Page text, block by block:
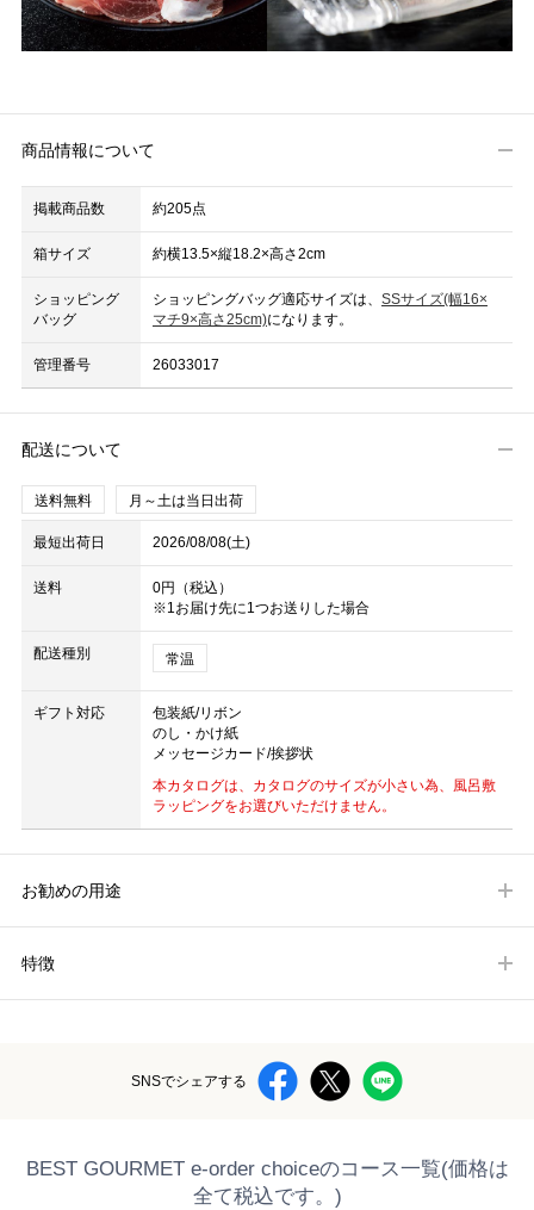
商品情報について
掲載商品数 約205点
箱サイズ 約横13.5×縦18.2×高さ2cm
ショッピング
バッグ
ショッピングバッグ適応サイズは、 SSサイズ(幅16×
マチ9×高さ25cm)になります。
管理番号 26033017
配送について
送料無料 月～土は当日出荷
最短出荷日 2026/08/08(土)
送料
0円（税込）
※1お届け先に1つお送りした場合
配送種別 常温
ギフト対応
包装紙/リボン
のし・かけ紙
メッセージカード/挨拶状
本カタログは、カタログのサイズが小さい為、風呂敷
ラッピングをお選びいただけません。
お勧めの用途
特徴
SNSでシェアする
BEST GOURMET e-order choiceのコース一覧(価格は
全て税込です。)